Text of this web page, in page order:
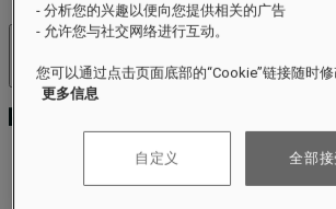
打开菜单
- 分析您的兴趣以便向您提供相关的广告
- 允许您与社交网络进行互动。
您可以通过点击页面底部的“Cookie”链接随时修
更多信息
自定义 全部接